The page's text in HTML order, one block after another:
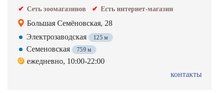
Сеть зоомагазинов Есть интернет-магазин
Большая Семёновская, 28
Электрозаводская
125 м
Семеновская 759 м
ежедневно, 10:00-22:00
контакты